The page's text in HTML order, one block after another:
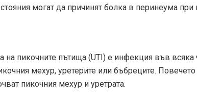
могат да причинят болка в перинеума при
на пикочните пътища (UTI) е инфекция във всяка
мехур, уретерите или бъбреците.
пикочния мехур и уретрата.